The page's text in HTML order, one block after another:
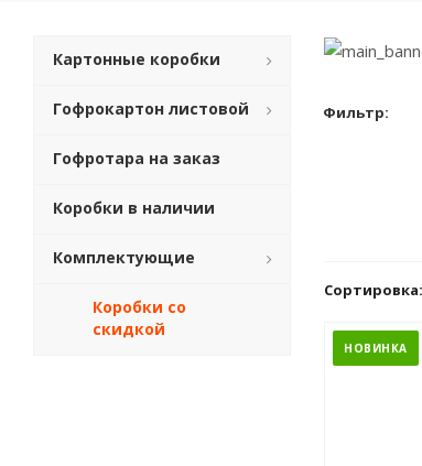
Фильтр:
Сортировка:
НОВИНКА
Картонные коробки
Гофрокартон листовой
Гофротара на заказ
Коробки в наличии
Комплектующие
Коробки со
скидкой